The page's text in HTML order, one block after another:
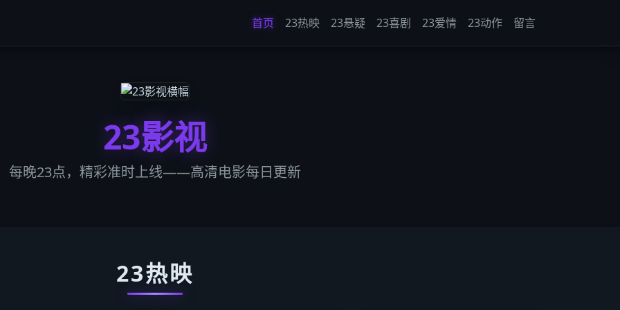
首页 23热映 23悬疑 23喜剧 23爱情 23动作 留言
23影视
每晚23点，精彩准时上线——高清电影每日更新
23热映